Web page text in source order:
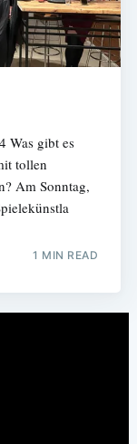
Was gibt es
tollen
Am Sonntag,
1 MIN READ